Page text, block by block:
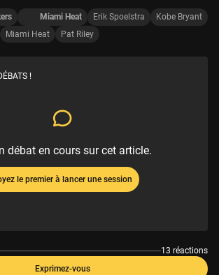
Miami Heat Erik Spoelstra
Kobe Bryant
Miami Heat Pat Riley
!
débat en cours sur cet article.
le premier à lancer une session
13 réactions
Exprimez-vous